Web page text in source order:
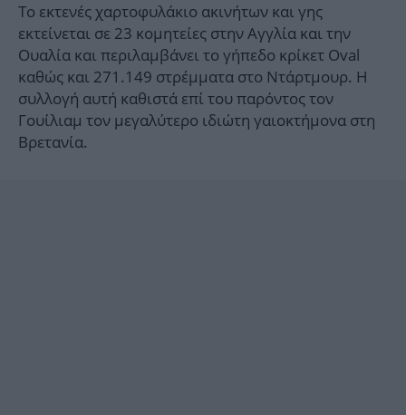
Το εκτενές χαρτοφυλάκιο ακινήτων και γης
εκτείνεται σε 23 κομητείες στην Αγγλία και την
Ουαλία και περιλαμβάνει το γήπεδο κρίκετ Oval
καθώς και 271.149 στρέμματα στο Ντάρτμουρ. Η
συλλογή αυτή καθιστά επί του παρόντος τον
Γουίλιαμ τον μεγαλύτερο ιδιώτη γαιοκτήμονα στη
Βρετανία.